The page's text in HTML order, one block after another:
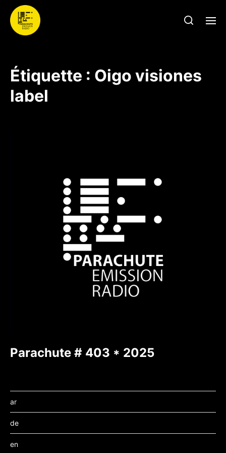
Étiquette : Oigo visiones
label
Parachute # 403 * 2025
ar
de
en